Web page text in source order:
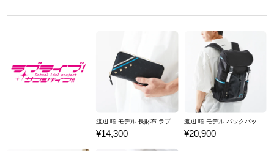
渡辺 曜 モデル 長財布 ラブライブ！サンシャイン!! 「KU-RU-KU-RU Cruller!」
¥14,300 ¥20,900